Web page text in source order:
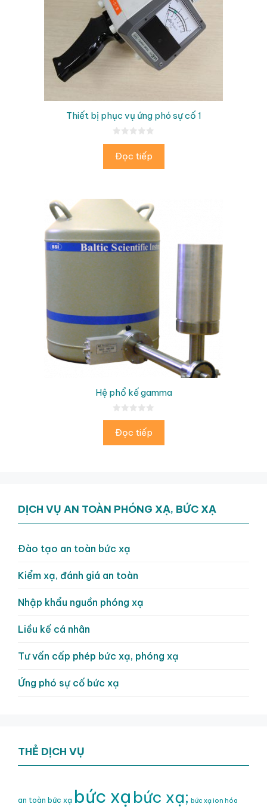
Thiết bị phục vụ ứng phó sự cố 1
g
à
Đọc tiếp
Hệ phổ kế gamma
0
g
à
Đọc tiếp
DỊCH VỤ AN TOÀN PHÓNG XẠ, BỨC XẠ
Đào tạo an toàn bức xạ
Kiểm xạ, đánh giá an toàn
Nhập khẩu nguồn phóng xạ
Liều kế cá nhân
Tư vấn cấp phép bức xạ, phóng xạ
Ứng phó sự cố bức xạ
THẺ DỊCH VỤ
an toàn bức xạ bức xạ bức xạ; bức xạ ion hóa